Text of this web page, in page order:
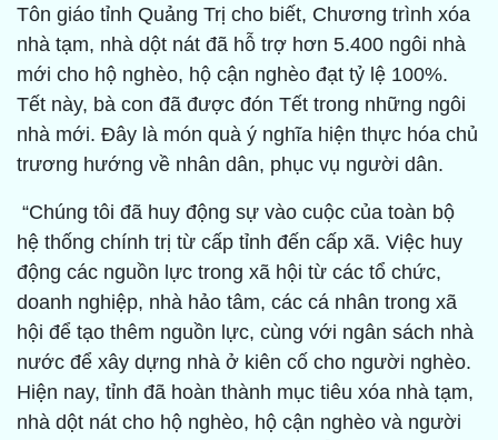
Tôn giáo tỉnh Quảng Trị cho biết, Chương trình xóa
nhà tạm, nhà dột nát đã hỗ trợ hơn 5.400 ngôi nhà
mới cho hộ nghèo, hộ cận nghèo đạt tỷ lệ 100%.
Tết này, bà con đã được đón Tết trong những ngôi
nhà mới. Đây là món quà ý nghĩa hiện thực hóa chủ
trương hướng về nhân dân, phục vụ người dân.
“Chúng tôi đã huy động sự vào cuộc của toàn bộ
hệ thống chính trị từ cấp tỉnh đến cấp xã. Việc huy
động các nguồn lực trong xã hội từ các tổ chức,
doanh nghiệp, nhà hảo tâm, các cá nhân trong xã
hội để tạo thêm nguồn lực, cùng với ngân sách nhà
nước để xây dựng nhà ở kiên cố cho người nghèo.
Hiện nay, tỉnh đã hoàn thành mục tiêu xóa nhà tạm,
nhà dột nát cho hộ nghèo, hộ cận nghèo và người